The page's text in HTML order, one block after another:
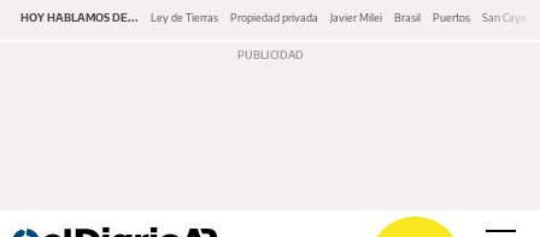
HOY HABLAMOS DE... Ley de Tierras Propiedad privada Javier Milei Brasil Puertos San